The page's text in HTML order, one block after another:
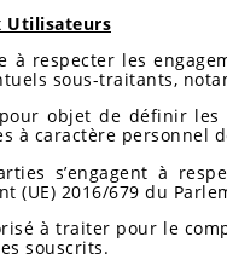
Utilisateurs
à respecter les
sous-traitants,
objet de définir
à caractère personnel
s’engagent à
(UE) 2016/679 du
à traiter pour le
souscrits.